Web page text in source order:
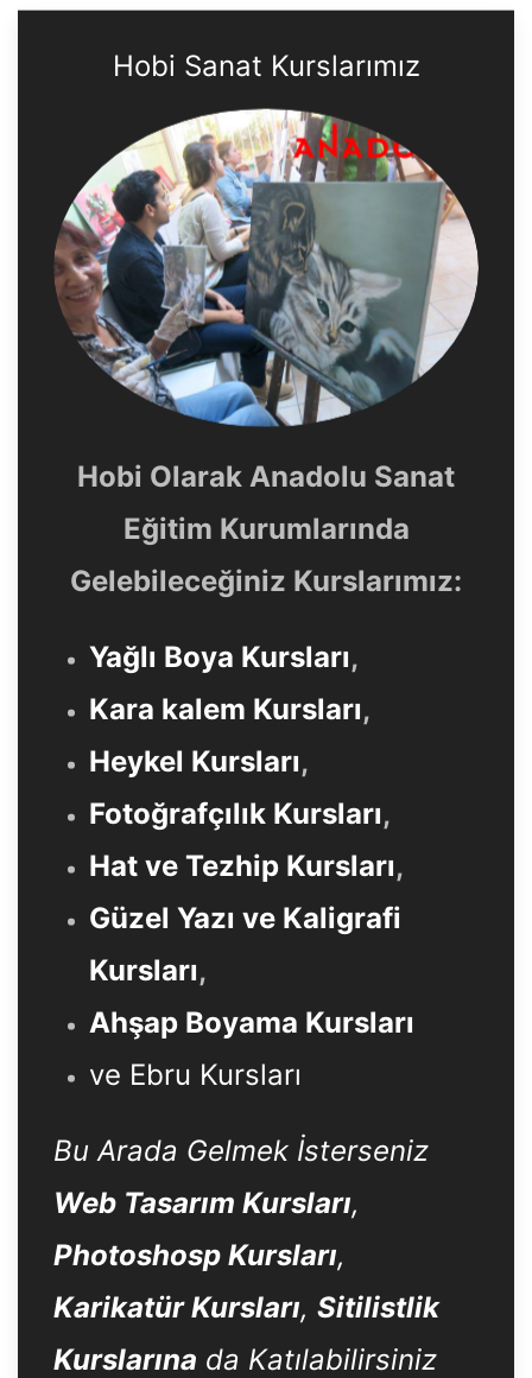
Hobi Sanat Kurslarımız
Hobi Olarak Anadolu Sanat
Eğitim Kurumlarında
Gelebileceğiniz Kurslarımız:
Yağlı Boya Kursları,
Kara kalem Kursları,
Heykel Kursları,
Fotoğrafçılık Kursları,
Hat ve Tezhip Kursları,
Güzel Yazı ve Kaligrafi
Kursları,
Ahşap Boyama Kursları
ve Ebru Kursları
Bu Arada Gelmek İsterseniz
Web Tasarım Kursları,
Photoshosp Kursları,
Karikatür Kursları, Sitilistlik
Kurslarına da Katılabilirsiniz